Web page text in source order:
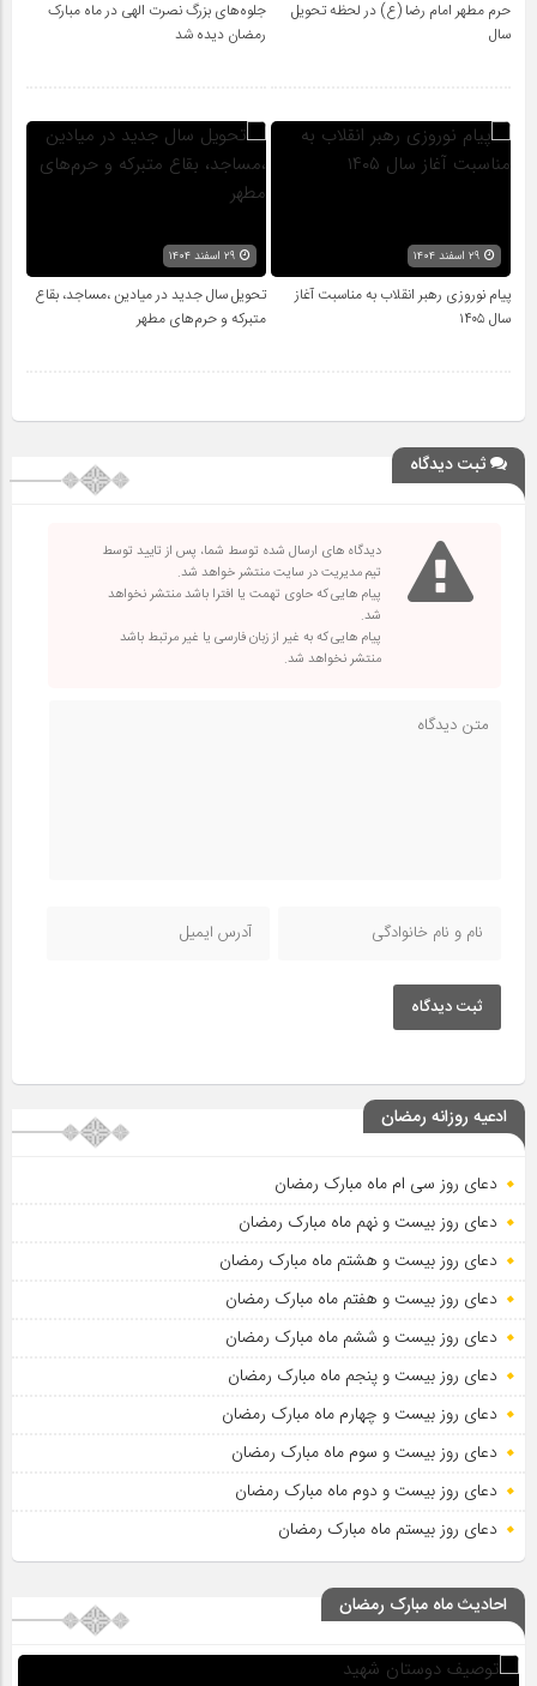
حرم مطهر امام رضا (ع) در لحظه تحویل
سال
جلوه‌های بزرگ نصرت الهی در ماه مبارک
رمضان دیده شد
پیام نوروزی رهبر انقلاب به مناسبت آغاز
سال ۱۴۰۵
تحویل سال‌ جدید در میادین ،مساجد، بقاع
متبرکه‌ و حرم‌های‌ مطهر
ثبت دیدگاه
دیدگاه های ارسال شده توسط شما، پس از تایید توسط
تیم مدیریت در سایت منتشر خواهد شد.
پیام هایی که حاوی تهمت یا افترا باشد منتشر نخواهد
شد.
پیام هایی که به غیر از زبان فارسی یا غیر مرتبط باشد
منتشر نخواهد شد.
ثبت دیدگاه
ادعیه روزانه رمضان
دعای روز سی ام ماه مبارک رمضان
دعای روز بیست و نهم ماه مبارک رمضان
دعای روز بیست و هشتم ماه مبارک رمضان
دعای روز بیست و هفتم ماه مبارک رمضان
دعای روز بیست و ششم ماه مبارک رمضان
دعای روز بیست و پنجم ماه مبارک رمضان
دعای روز بیست و چهارم ماه مبارک رمضان
دعای روز بیست و سوم ماه مبارک رمضان
دعای روز بیست و دوم ماه مبارک رمضان
دعای روز بیستم ماه مبارک رمضان
احادیث ماه مبارک رمضان